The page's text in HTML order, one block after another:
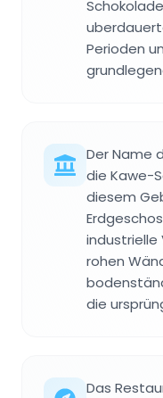
Perioden
Der Name
die Kawe-
diesem
industrielle
rohen
die
Das